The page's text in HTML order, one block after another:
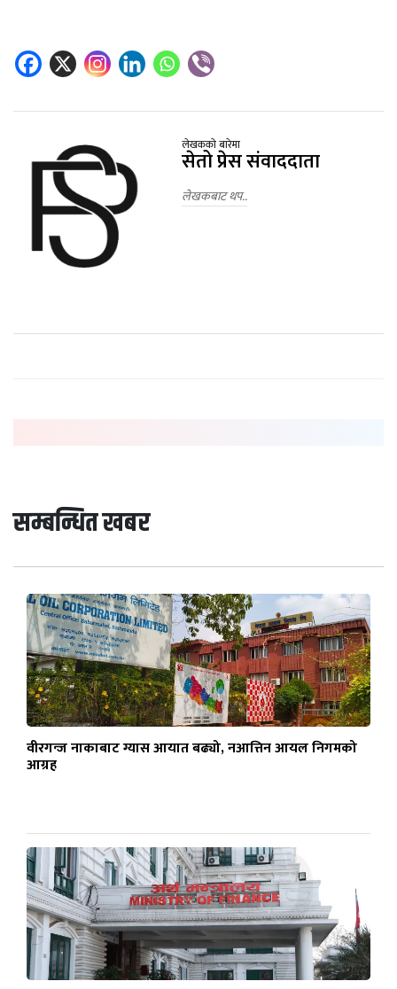
लेखकको बारेमा
सेतो प्रेस संवाददाता
लेखकबाट थप..
सम्बन्धित खबर
वीरगन्ज नाकाबाट ग्यास आयात बढ्यो, नआत्तिन आयल निगमको
आग्रह